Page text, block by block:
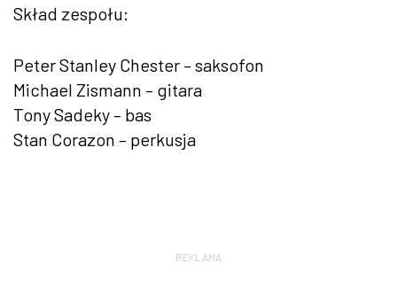
Skład zespołu:
Peter Stanley Chester – saksofon
Michael Zismann – gitara
Tony Sadeky – bas
Stan Corazon – perkusja
REKLAMA